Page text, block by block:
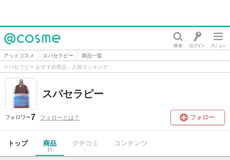
@cosme
アットコスメ スパセラピー
商品一覧
スパセラピー おすすめ商品・人気ランキング
スパセラピー
フォロワー7 フォローとは？ フォロー
トップ 商品
15
クチコミ
0
コンテンツ